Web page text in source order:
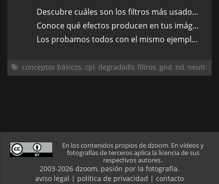
Descubre cuáles son los filtros más usados para fotografía de paisaje
Conoce qué efectos producen en tus imágenes
Los probamos todos con el mismo ejemplo para que veas las diferencias
conceptos básicos, cpl, degradado, filtros, gnd, nd, neutro ,
En los contenidos propios de dzoom. En vídeos y
fotografías de terceros aplica la licencia de sus
respectivos autores..
2003-2026 dzoom, pasión por la fotografía.
aviso legal | política de privacidad | contacto